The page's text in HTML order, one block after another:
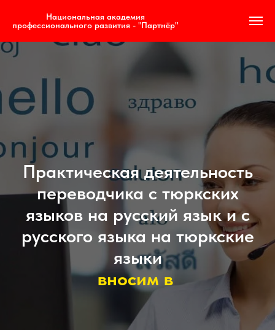
Национальная академия
профессионального развития - "Партнёр"
Практическая деятельность
переводчика с тюркских
языков на русский язык и с
русского языка на тюркские
языки
вносим в ФИС ФРДО|